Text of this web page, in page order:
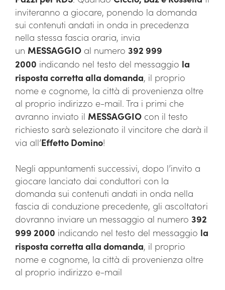
inviteranno a giocare, ponendo la domanda
sui contenuti andati in onda in precedenza
nella stessa fascia oraria, invia
un MESSAGGIO al numero 392 999
2000 indicando nel testo del messaggio la
risposta corretta alla domanda, il proprio
nome e cognome, la città di provenienza oltre
al proprio indirizzo e-mail. Tra i primi che
avranno inviato il MESSAGGIO con il testo
richiesto sarà selezionato il vincitore che darà il
via all’Effetto Domino!
Negli appuntamenti successivi, dopo l’invito a
giocare lanciato dai conduttori con la
domanda sui contenuti andati in onda nella
fascia di conduzione precedente, gli ascoltatori
dovranno inviare un messaggio al numero 392
999 2000 indicando nel testo del messaggio la
risposta corretta alla domanda, il proprio
nome e cognome, la città di provenienza oltre
al proprio indirizzo e-mail